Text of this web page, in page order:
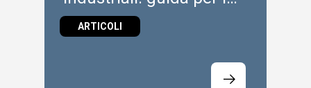
costruttori di macchine
ARTICOLI